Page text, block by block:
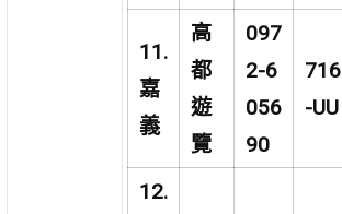
11.
嘉
義
高
都
遊
覽
097
2-6
056
90
716
-UU
12.